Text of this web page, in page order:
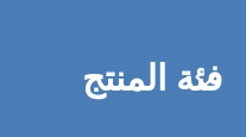
فئة المنتج